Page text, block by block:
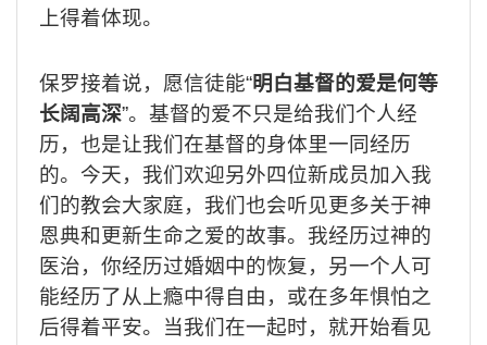
上得着体现。
保罗接着说，愿信徒能“明白基督的爱是何等
长阔高深”。基督的爱不只是给我们个人经
历，也是让我们在基督的身体里一同经历
的。今天，我们欢迎另外四位新成员加入我
们的教会大家庭，我们也会听见更多关于神
恩典和更新生命之爱的故事。我经历过神的
医治，你经历过婚姻中的恢复，另一个人可
能经历了从上瘾中得自由，或在多年惧怕之
后得着平安。当我们在一起时，就开始看见